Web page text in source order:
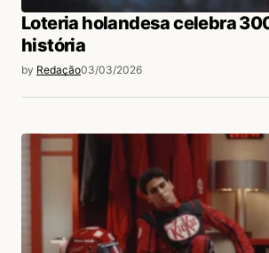
Loteria holandesa celebra
história
by Redação03/03/2026